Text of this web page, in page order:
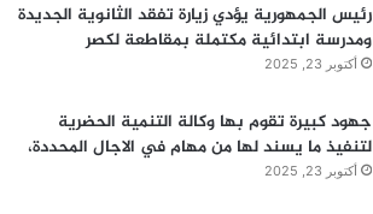
رئيس الجمهورية يؤدي زيارة تفقد الثانوية الجديدة
ومدرسة ابتدائية مكتملة بمقاطعة لكصر
أكتوبر 23, 2025
جهود كبيرة تقوم بها وكالة التنمية الحضرية
لتنفيذ ما يسند لها من مهام في الاجال المحددة،
أكتوبر 23, 2025